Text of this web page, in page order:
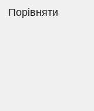
Порівняти